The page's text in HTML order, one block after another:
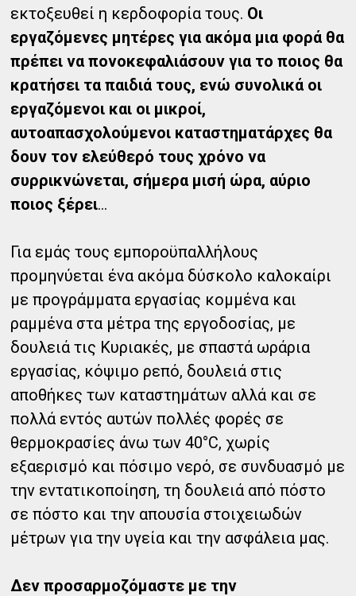
εκτοξευθεί η κερδοφορία τους. Οι
εργαζόμενες μητέρες για ακόμα μια φορά θα
πρέπει να πονοκεφαλιάσουν για το ποιος θα
κρατήσει τα παιδιά τους, ενώ συνολικά οι
εργαζόμενοι και οι μικροί,
αυτοαπασχολούμενοι καταστηματάρχες θα
δουν τον ελεύθερό τους χρόνο να
συρρικνώνεται, σήμερα μισή ώρα, αύριο
ποιος ξέρει...
Για εμάς τους εμποροϋπαλλήλους
προμηνύεται ένα ακόμα δύσκολο καλοκαίρι
με προγράμματα εργασίας κομμένα και
ραμμένα στα μέτρα της εργοδοσίας, με
δουλειά τις Κυριακές, με σπαστά ωράρια
εργασίας, κόψιμο ρεπό, δουλειά στις
αποθήκες των καταστημάτων αλλά και σε
πολλά εντός αυτών πολλές φορές σε
θερμοκρασίες άνω των 40°C, χωρίς
εξαερισμό και πόσιμο νερό, σε συνδυασμό με
την εντατικοποίηση, τη δουλειά από πόστο
σε πόστο και την απουσία στοιχειωδών
μέτρων για την υγεία και την ασφάλεια μας.
Δεν προσαρμοζόμαστε με την